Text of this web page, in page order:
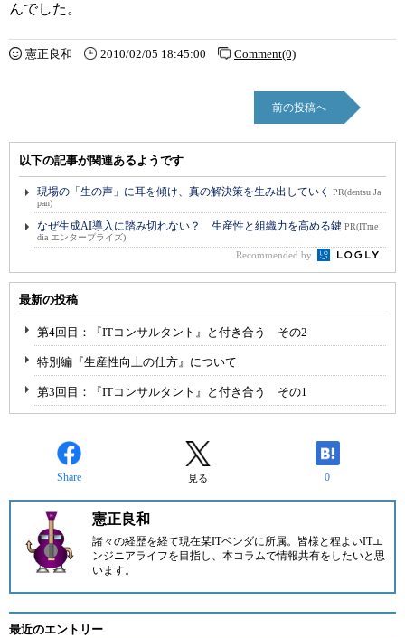
んでした。
憲正良和 2010/02/05 18:45:00 Comment(0)
前の投稿へ
以下の記事が関連あるようです
現場の「生の声」に耳を傾け、真の解決策を生み出していく
PR(dentsu Ja
pan)
なぜ生成AI導入に踏み切れない？ 生産性と組織力を高める鍵 PR(ITme
dia エンタープライズ)
Recommended by
最新の投稿
第4回目：『ITコンサルタント』と付き合う その2
特別編『生産性向上の仕方』について
第3回目：『ITコンサルタント』と付き合う その1
Share 見る 0
憲正良和
諸々の経歴を経て現在某ITベンダに所属。皆様と程よいITエ
ンジニアライフを目指し、本コラムで情報共有をしたいと思
います。
最近のエントリー